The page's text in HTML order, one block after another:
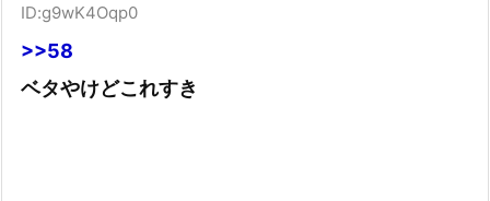
ID:g9wK4Oqp0
>>58
ベタやけどこれすき